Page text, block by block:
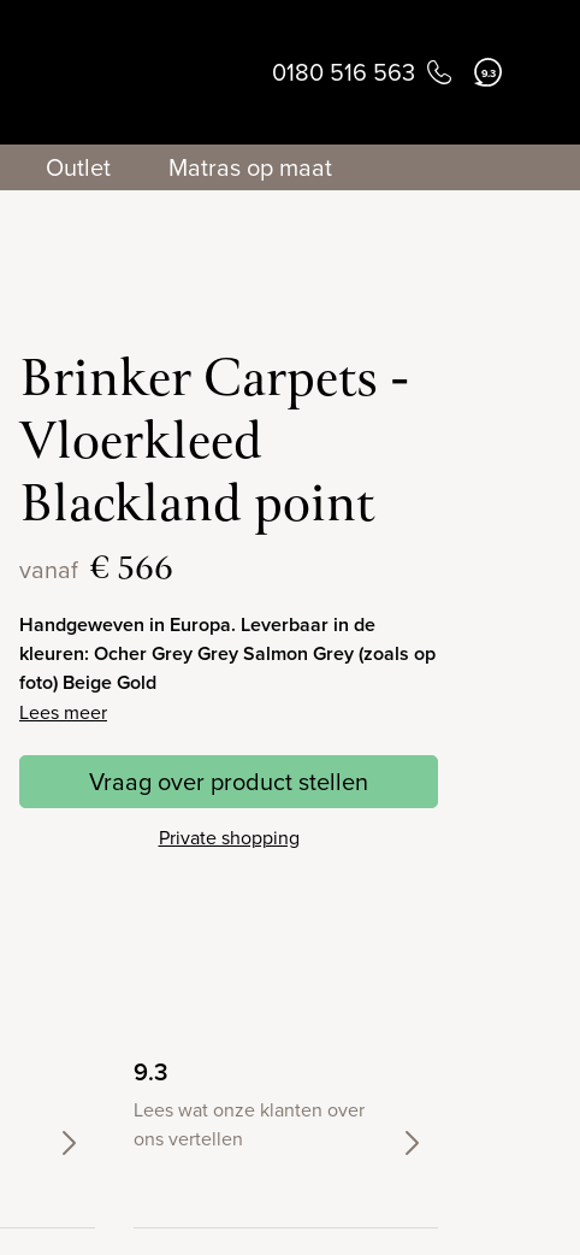
0180 516 563 9.3
Outlet Matras op maat
Brinker Carpets -
Vloerkleed
Blackland point
vanaf € 566
Handgeweven in Europa. Leverbaar in de
kleuren: Ocher Grey Grey Salmon Grey (zoals op
foto) Beige Gold
Lees meer
Vraag over product stellen
Private shopping
9.3
Lees wat onze klanten over
ons vertellen